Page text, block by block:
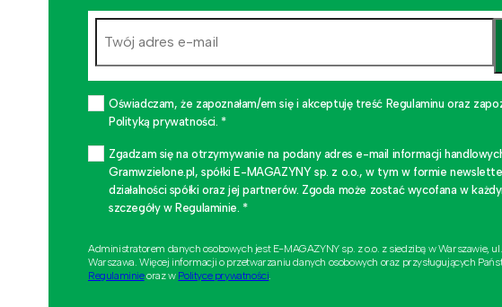
Oświadczam, że zapoznałam/em się i akceptuję treść Regulaminu oraz
Polityką prywatności. *
Zgadzam się na otrzymywanie na podany adres e-mail informacji
Gramwzielone.pl, spółki E-MAGAZYNY sp. z o.o., w tym w formie
działalności spółki oraz jej partnerów. Zgoda może zostać wycofana w
szczegóły w Regulaminie. *
Administratorem danych osobowych jest E-MAGAZYNY sp. z o.o. z siedzibą w Warszawie,
Warszawa. Więcej informacji o przetwarzaniu danych osobowych oraz przysługujących
Regulaminieoraz w Polityce prywatności